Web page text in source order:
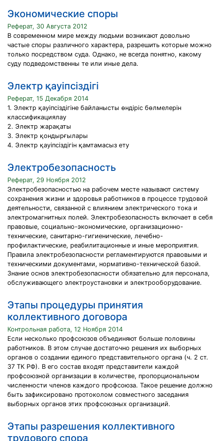
Экономические споры
Реферат, 30 Августа 2012
В современном мире между людьми возникают довольно
частые споры различного характера, разрешить которые можно
только посредством суда. Однако, не всегда понятно, какому
суду подведомственны те или иные дела.
Электр қауіпсіздігі
Реферат, 15 Декабря 2014
1. Электр қауіпсіздігіне байланысты өндіріс бөлмелерін
классификациялау
2. Электр жарақаты
3. Электр қондырғылары
4. Электр қауіпсіздігін қамтамасыз ету
Электробезопасность
Реферат, 29 Ноября 2012
Электробезопасностью на рабочем месте называют систему
сохранения жизни и здоровья работников в процессе трудовой
деятельности, связанной с влиянием электрического тока и
электромагнитных полей. Электробезопасность включает в себя
правовые, социально-экономические, организационно-
технические, санитарно-гигиенические, лечебно-
профилактические, реабилитационные и иные мероприятия.
Правила электробезопасности регламентируются правовыми и
техническими документами, нормативно-технической базой.
Знание основ электробезопасности обязательно для персонала,
обслуживающего электроустановки и электрооборудование.
Этапы процедуры принятия
коллективного договора
Контрольная работа, 12 Ноября 2014
Если несколько профсоюзов объединяют больше половины
работников. В этом случае достаточно решения их выборных
органов о создании единого представительного органа (ч. 2 ст.
37 ТК РФ). В его состав входят представители каждой
профсоюзной организации в количестве, пропорциональном
численности членов каждого профсоюза. Такое решение должно
быть зафиксировано протоколом совместного заседания
выборных органов этих профсоюзных организаций.
Этапы разрешения коллективного
трудового спора